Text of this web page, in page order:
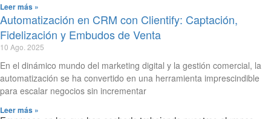
Leer más »
Automatización en CRM con Clientify: Captación,
Fidelización y Embudos de Venta
10 Ago. 2025
En el dinámico mundo del marketing digital y la gestión comercial, la
automatización se ha convertido en una herramienta imprescindible
para escalar negocios sin incrementar
Leer más »